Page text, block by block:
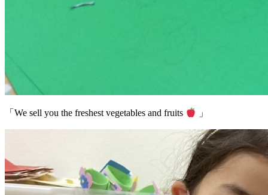
「We sell you the freshest vegetables and fruits 」